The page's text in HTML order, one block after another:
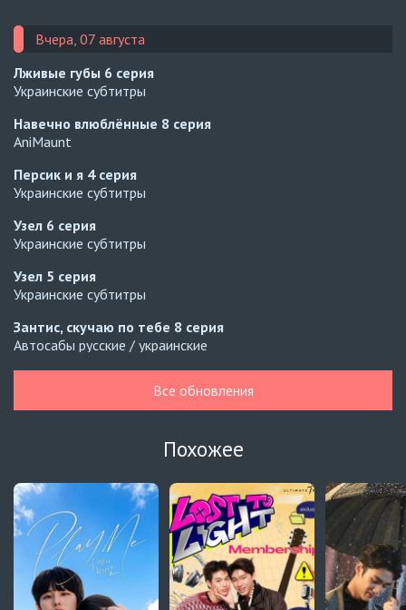
Вчера, 07 августа
Лживые губы 6 серия
Украинские субтитры
Навечно влюблённые 8 серия
AniMaunt
Персик и я 4 серия
Украинские субтитры
Узел 6 серия
Украинские субтитры
Узел 5 серия
Украинские субтитры
Зантис, скучаю по тебе 8 серия
Автосабы русские / украинские
Автосабы русские / украинские
Давай немного подождём, Харутора-кун1 серия
Превью
Навечно влюблённые
9 серия
Превью
Навечно влюблённые
8 серия
Автосабы русские / украинские
Все обновления
Похожее